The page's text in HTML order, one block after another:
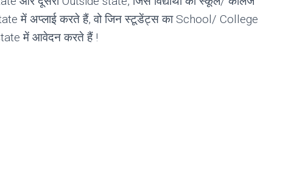
में अप्लाई करते हैं, वो जिन स्टूडेंट्स का School/ College
में आवेदन करते हैं !